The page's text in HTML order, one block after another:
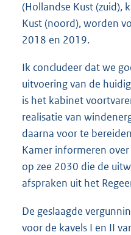
(Hollandse Kust (zuid),
Kust (noord), worden
2018 en 2019.
Ik concludeer dat we
uitvoering van de
is het kabinet
realisatie van
daarna voor te
Kamer informeren
op zee 2030 die de
afspraken uit het
De geslaagde
voor de kavels I en II